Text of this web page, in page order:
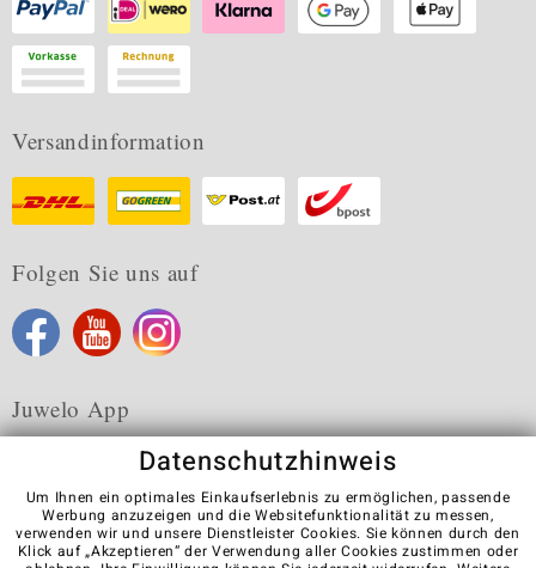
Versandinformation
Folgen Sie uns auf
Juwelo App
Karriere AGB Datenschutz Cookies
Impressum
Kontakt
Vertrag widerrufen
Datenschutzhinweis
Um Ihnen ein optimales Einkaufserlebnis zu ermöglichen, passende
Werbung anzuzeigen und die Websitefunktionalität zu messen,
verwenden wir und unsere Dienstleister Cookies. Sie können durch den
Klick auf „Akzeptieren“ der Verwendung aller Cookies zustimmen oder